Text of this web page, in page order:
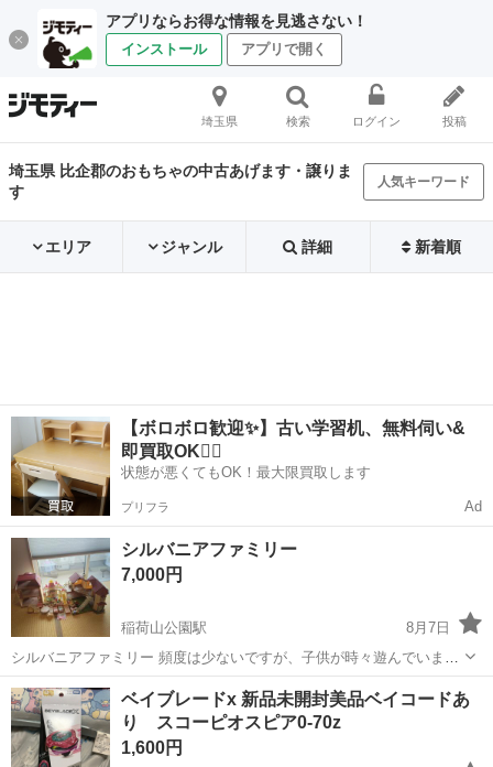
アプリならお得な情報を見逃さない！
インストール アプリで開く
埼玉県 検索 ログイン 投稿
埼玉県 比企郡のおもちゃの中古あげます・譲りま
す
人気キーワード
エリア ジャンル 詳細 新着順
【ボロボロ歓迎✨】古い学習机、無料伺い&
即買取OK🙆‍♀️
状態が悪くてもOK！最大限買取します
プリフラ Ad
シルバニアファミリー
7,000円
稲荷山公園駅
8月7日
シルバニアファミリー 頻度は少ないですが、子供が時々遊んでいまし
た。 年齢的に更に遊びの頻度が減ったので、出品します。詳しい事は
分かりませんが、写真に写っているものが全てです。明らかな傷はあ
りませんが、見落としがあるかもで...
埼玉 比企郡 稲荷山公園駅 おもちゃ
ベイブレードx 新品未開封美品ベイコードあ
り スコーピオスピア0-70z
1,600円